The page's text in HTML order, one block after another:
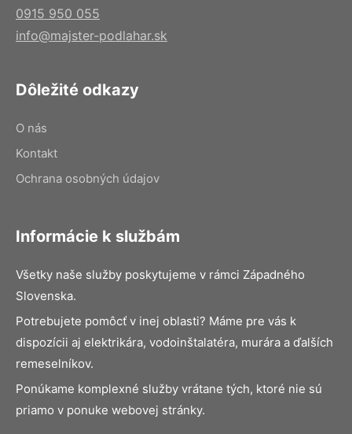
0915 950 055
info@majster-podlahar.sk
Dôležité odkazy
O nás
Kontakt
Ochrana osobných údajov
Informácie k službám
Všetky naše služby poskytujeme v rámci Západného
Slovenska.
Potrebujete pomôcť v inej oblasti? Máme pre vás k
dispozícii aj elektrikára, vodoinštalatéra, murára a ďalších
remeselníkov.
Ponúkame komplexné služby vrátane tých, ktoré nie sú
priamo v ponuke webovej stránky.